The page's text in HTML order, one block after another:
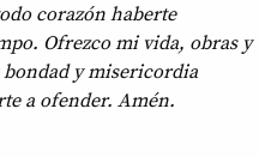
corazón haberte
Ofrezco mi vida, obras y
bondad y misericordia
a ofender. Amén.